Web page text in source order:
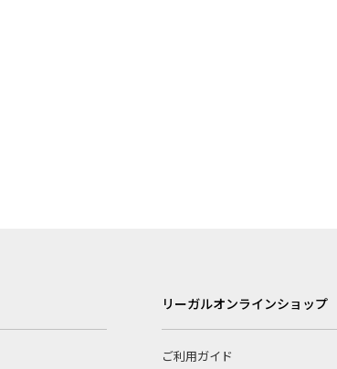
リーガルオンラインショップ
ご利用ガイド